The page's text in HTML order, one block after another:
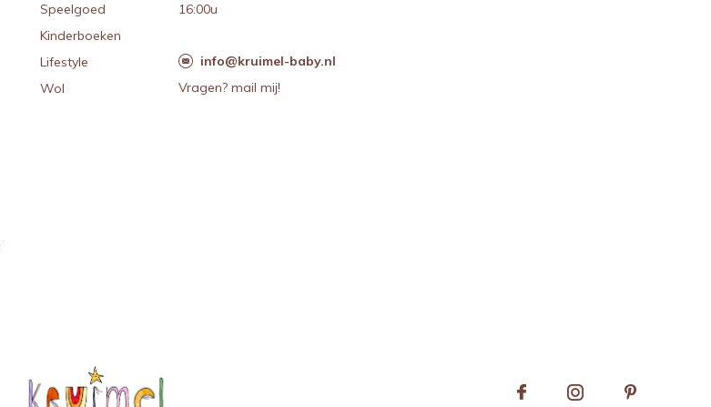
Speelgoed
Kinderboeken
Lifestyle
Wol
16:00u
info@kruimel-baby.nl
Vragen? mail mij!